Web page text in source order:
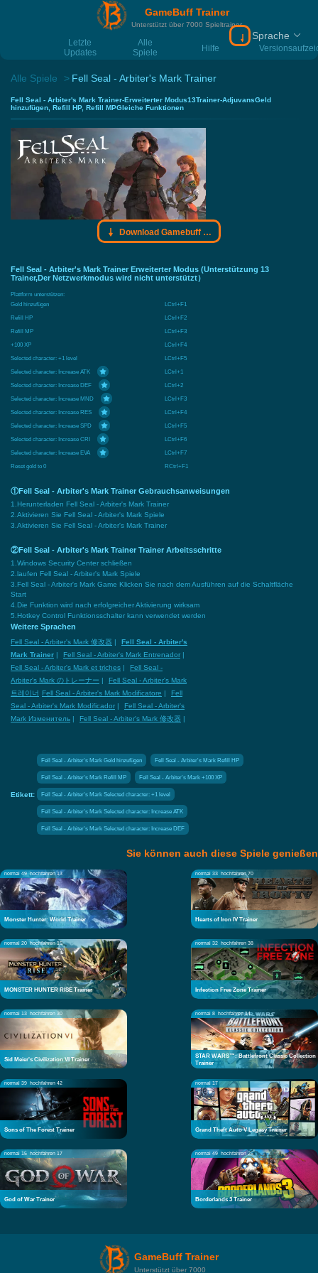
GameBuff Trainer
Unterstützt über 7000 Spieltrainer
Letzte
Updates
Alle
Spiele
Hilfe
Download
Sprache
Alle Spiele Fell Seal - Arbiter's Mark Trainer
Fell Seal - Arbiter's Mark Trainer-Erweiterter Modus13Trainer-AdjuvansGeld
hinzufügen, Refill HP, Refill MPGleiche Funktionen
Download Gamebuff Trainer
Fell Seal - Arbiter's Mark Trainer Erweiterter Modus (Unterstützung 13
Trainer,Der Netzwerkmodus wird nicht unterstützt）
Plattform unterstützen:
Geld hinzufügen
LCtrl+F1
Refill HP
LCtrl+F2
Refill MP
LCtrl+F3
+100 XP
LCtrl+F4
Selected character: +1 level
LCtrl+F5
Selected character: Increase ATK
LCtrl+1
Selected character: Increase DEF
LCtrl+2
Selected character: Increase MND
LCtrl+F3
Selected character: Increase RES
LCtrl+F4
Selected character: Increase SPD
LCtrl+F5
Selected character: Increase CRI
LCtrl+F6
Selected character: Increase EVA
LCtrl+F7
Reset gold to 0
RCtrl+F1
①Fell Seal - Arbiter's Mark Trainer Gebrauchsanweisungen
1.Herunterladen Fell Seal - Arbiter's Mark Trainer
2.Aktivieren Sie Fell Seal - Arbiter's Mark Spiele
3.Aktivieren Sie Fell Seal - Arbiter's Mark Trainer
②Fell Seal - Arbiter's Mark Trainer Trainer Arbeitsschritte
1.Windows Security Center schließen
2.laufen Fell Seal - Arbiter's Mark Spiele
3.Fell Seal - Arbiter's Mark Game Klicken Sie nach dem Ausführen auf die Schaltfläche
Start
4.Die Funktion wird nach erfolgreicher Aktivierung wirksam
5.Hotkey Control Funktionsschalter kann verwendet werden
Weitere Sprachen
Fell Seal - Arbiter's Mark 修改器 |
Fell Seal - Arbiter's
Mark Trainer | Fell Seal - Arbiter's Mark Entrenador |
Fell Seal - Arbiter's Mark et triches |
Fell Seal -
Arbiter's Mark のトレーナー |
Fell Seal - Arbiter's Mark
트레이너 Fell Seal - Arbiter's Mark Modificatore |
Fell
Seal - Arbiter's Mark Modificador |
Fell Seal - Arbiter's
Mark Изменитель | Fell Seal - Arbiter's Mark 修改器 |
Etikett:
Fell Seal - Arbiter's Mark Geld hinzufügen Fell Seal - Arbiter's Mark Refill HP
Fell Seal - Arbiter's Mark Refill MP Fell Seal - Arbiter's Mark +100 XP
Fell Seal - Arbiter's Mark Selected character: +1 level
Fell Seal - Arbiter's Mark Selected character: Increase ATK
Fell Seal - Arbiter's Mark Selected character: Increase DEF
Sie können auch diese Spiele genießen
normal 49 hochfahren 13
Monster Hunter: World Trainer
normal 33 hochfahren 70
Hearts of Iron IV Trainer
normal 20 hochfahren 15
MONSTER HUNTER RISE Trainer
normal 32 hochfahren 38
Infection Free Zone Trainer
normal 13 hochfahren 30
Sid Meier's Civilization VI Trainer
normal 8 hochfahren 14
STAR WARS™: Battlefront Classic Collection
Trainer
normal 39 hochfahren 42
Sons of The Forest Trainer
normal 17
Grand Theft Auto V Legacy Trainer
normal 15 hochfahren 17
God of War Trainer
normal 49 hochfahren 25
Borderlands 3 Trainer
GameBuff Trainer
Unterstützt über 7000